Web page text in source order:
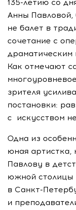
135-летию со
Анны Павловой,
не балет в
сочетание с
драматическим
Как отмечают
зрителя
постановки:
с искусством
Одна из
юная артистка,
Павлову в
южной столицы
в Санкт-
и